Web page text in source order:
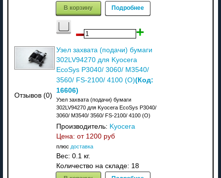
В корзину Подробнее
Отзывов (0)
Узел захвата (подачи) бумаги
302LV94270 для Kyocera
EcoSys P3040/ 3060/ M3540/
3560/ FS-2100/ 4100 (О)(Код:
16606)
Узел захвата (подачи) бумаги
302LV94270 для Kyocera EcoSys P3040/
3060/ M3540/ 3560/ FS-2100/ 4100 (О)
Производитель: Kyocera
Цена: от 1200 руб
плюс доставка
Вес: 0.1 кг.
Количество на складе: 18